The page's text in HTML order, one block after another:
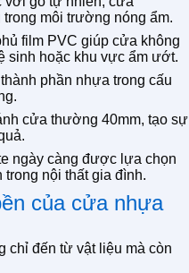
môi trường nóng ẩm.
film PVC giúp cửa không
sinh hoặc khu vực ẩm ướt.
phần nhựa trong cấu
cửa thường 40mm, tạo sự
ngày càng được lựa chọn
nội thất gia đình.
của cửa nhựa
chỉ đến từ vật liệu mà còn